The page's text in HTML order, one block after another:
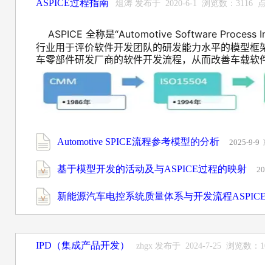
ASPICE过程指南 俎涛 发布于 2020-6-1 浏览数：3116
ASPICE 全称是“Automotive Software Process
行业用于评价软件开发团队的研发能力水平的模型
车零部件研发厂商的软件开发流程，从而改善车载软
Automotive SPICE流程参考模型的分析 2025-9-9
基于模型开发的活动及与ASPICE过程的映射
新能源汽车电控系统质量体系与开发流程ASPICE
IPD（集成产品开发） zhgx 发布于 2024-7-25 浏览数：